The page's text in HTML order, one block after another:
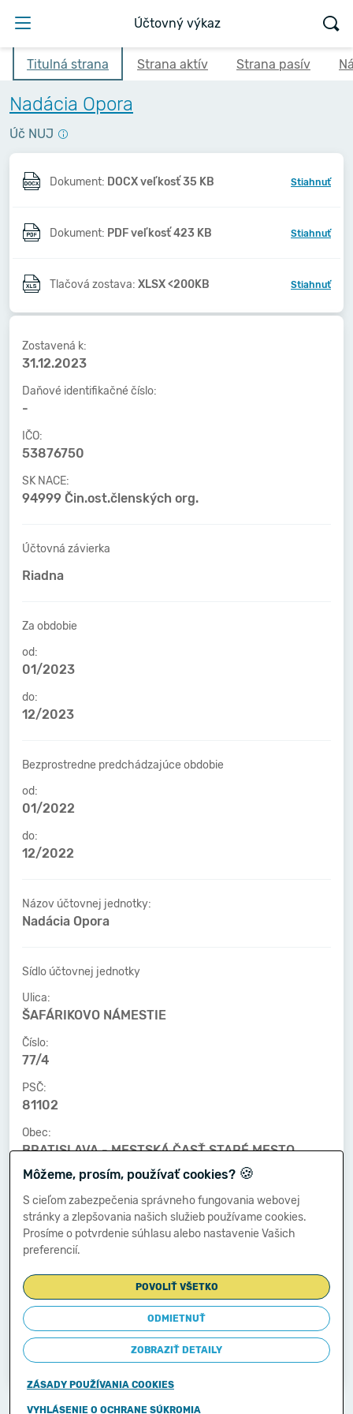
Účtovný výkaz
Titulná strana Strana aktív Strana pasív
Nadácia Opora
Úč NUJ
Dokument: DOCX veľkosť 35 KB Stiahnuť
Dokument: PDF veľkosť 423 KB Stiahnuť
Tlačová zostava: XLSX <200KB Stiahnuť
Zostavená k:
31.12.2023
Daňové identifikačné číslo:
-
IČO:
53876750
SK NACE:
94999 Čin.ost.členských org.
Účtovná závierka
Riadna
Za obdobie
od:
01/2023
do:
12/2023
Bezprostredne predchádzajúce obdobie
od:
01/2022
do:
12/2022
Názov účtovnej jednotky:
Nadácia Opora
Sídlo účtovnej jednotky
Ulica:
ŠAFÁRIKOVO NÁMESTIE
Číslo:
77/4
PSČ:
81102
Obec:
BRATISLAVA - MESTSKÁ ČASŤ STARÉ MESTO
Telefónne číslo:
-
E-mailová adresa:
-
Zostavená dňa:
24.04.2024
Schválená dňa:
-
Môžeme, prosím, používať cookies? 🍪
S cieľom zabezpečenia správneho fungovania webovej
stránky a zlepšovania našich služieb používame cookies.
Prosíme o potvrdenie súhlasu alebo nastavenie Vašich
preferencií.
POVOLIŤ VŠETKO
ODMIETNUŤ
ZOBRAZIŤ DETAILY
ZÁSADY POUŽÍVANIA COOKIES
VYHLÁSENIE O OCHRANE SÚKROMIA
Copyright © 2011-2026